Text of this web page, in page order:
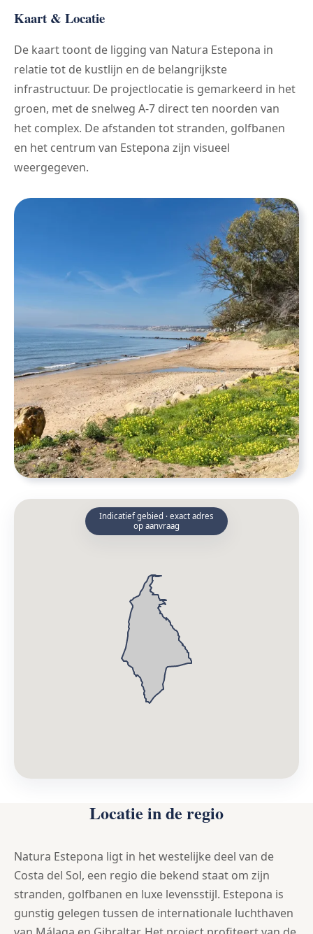
Kaart & Locatie
De kaart toont de ligging van Natura Estepona in
relatie tot de kustlijn en de belangrijkste
infrastructuur. De projectlocatie is gemarkeerd in het
groen, met de snelweg A-7 direct ten noorden van
het complex. De afstanden tot stranden, golfbanen
en het centrum van Estepona zijn visueel
weergegeven.
Indicatief gebied · exact adres
op aanvraag
Locatie in de regio
Natura Estepona ligt in het westelijke deel van de
Costa del Sol, een regio die bekend staat om zijn
stranden, golfbanen en luxe levensstijl. Estepona is
gunstig gelegen tussen de internationale luchthaven